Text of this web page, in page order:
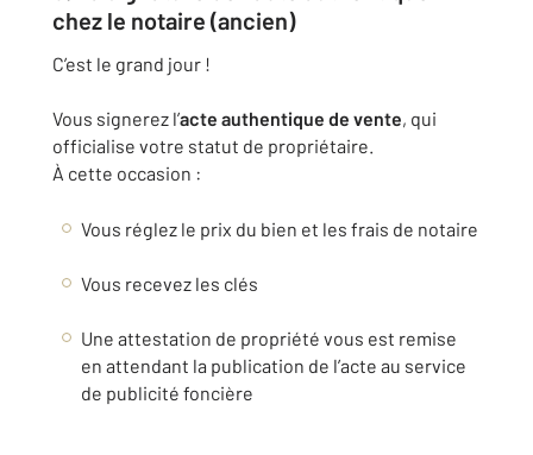
chez le notaire (ancien)
C’est le grand jour !
Vous signerez l’acte authentique de vente, qui
officialise votre statut de propriétaire.
À cette occasion :
Vous réglez le prix du bien et les frais de notaire
Vous recevez les clés
Une attestation de propriété vous est remise
en attendant la publication de l’acte au service
de publicité foncière